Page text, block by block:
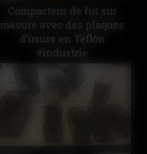
Compacteur de fut sur
mesure avec des plaques
d’usure en Téflon
#industrie